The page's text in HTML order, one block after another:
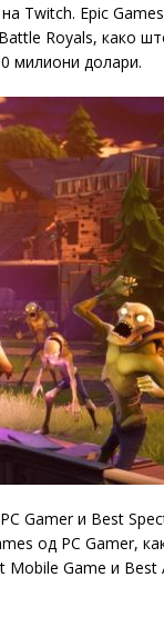
Twitch. Epic Games
Royals, како
милиони долари.
Gamer и Best
од PC Gamer,
Game и Best